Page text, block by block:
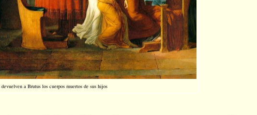
a Brutus los cuerpos muertos de sus hijos